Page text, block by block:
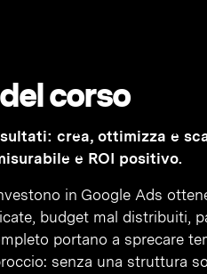
corso
crea, ottimizza e
e ROI positivo.
in Google Ads
budget mal distribuiti,
portano a sprecare
senza una struttura